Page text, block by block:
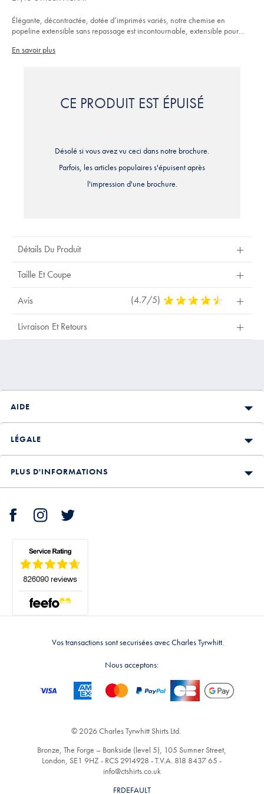
sans-
-
rose/CSC0018PNK.html?
Élégante, décontractée, dotée d’imprimés variés, notre chemise en
popeline extensible sans repassage est incontournable, extensible pour
En savoir plus
CE PRODUIT EST ÉPUISÉ
Désolé si vous avez vu ceci dans notre brochure.
Parfois, les articles populaires s'épuisent après
l'impression d'une brochure.
Détails Du Produit
Taille Et Coupe
Avis (4.7/5) 4,7
Livraison Et Retours
AIDE
LÉGALE
PLUS D'INFORMATIONS
Vos transactions sont securisées avec Charles Tyrwhitt.
Nous acceptons:
© 2026 Charles Tyrwhitt Shirts Ltd.
Bronze, The Forge – Bankside (level 5), 105 Sumner Street,
London, SE1 9HZ - RCS 2914928 - T.V.A. 818 8437 65 -
info@ctshirts.co.uk
FRDEFAULT